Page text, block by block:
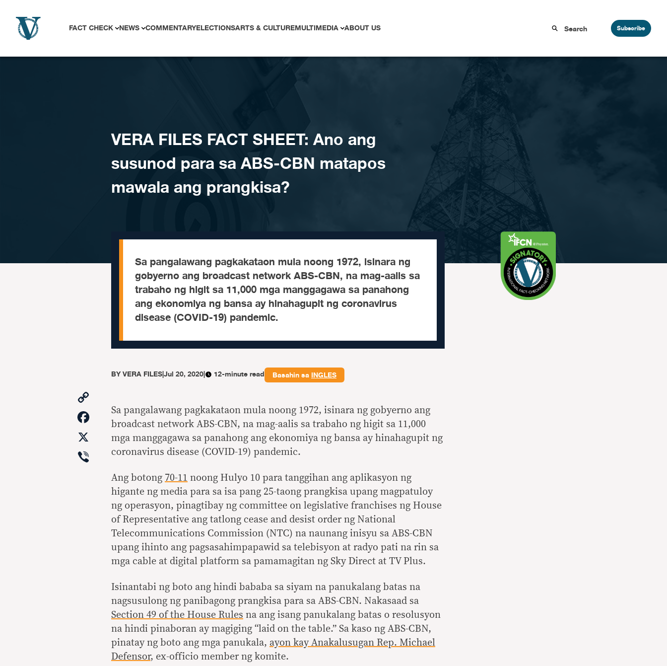
FACT CHECK NEWS COMMENTARYELECTIONSARTS & CULTUREMULTIMEDIA ABOUT US Subscribe
VERA FILES FACT SHEET: Ano ang
susunod para sa ABS-CBN matapos
mawala ang prangkisa?
Sa pangalawang pagkakataon mula noong 1972, isinara ng
gobyerno ang broadcast network ABS-CBN, na mag-aalis sa
trabaho ng higit sa 11,000 mga manggagawa sa panahong
ang ekonomiya ng bansa ay hinahagupit ng coronavirus
disease (COVID-19) pandemic.
BYVERA FILES|Jul 20, 2020| 12-minute read Basahin saINGLES
Link
Facebook
Viber
Sa pangalawang pagkakataon mula noong 1972, isinara ng gobyerno ang
broadcast network ABS-CBN, na mag-aalis sa trabaho ng higit sa 11,000
mga manggagawa sa panahong ang ekonomiya ng bansa ay hinahagupit ng
coronavirus disease (COVID-19) pandemic.
Ang botong 70-11 noong Hulyo 10 para tanggihan ang aplikasyon ng
higante ng media para sa isa pang 25-taong prangkisa upang magpatuloy
ng operasyon, pinagtibay ng committee on legislative franchises ng House
of Representative ang tatlong cease and desist order ng National
Telecommunications Commission (NTC) na naunang inisyu sa ABS-CBN
upang ihinto ang pagsasahimpapawid sa telebisyon at radyo pati na rin sa
mga cable at digital platform sa pamamagitan ng Sky Direct at TV Plus.
Isinantabi ng boto ang hindi bababa sa siyam na panukalang batas na
nagsusulong ng panibagong prangkisa para sa ABS-CBN. Nakasaad sa
Section 49 of the House Rules na ang isang panukalang batas o resolusyon
na hindi pinaboran ay magiging “laid on the table.” Sa kaso ng ABS-CBN,
pinatay ng boto ang mga panukala, ayon kay Anakalusugan Rep. Michael
Defensor, ex-officio member ng komite.